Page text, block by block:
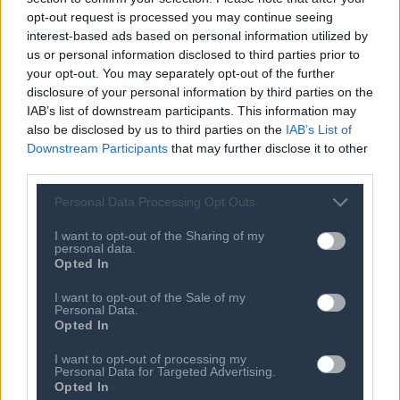
opt-out request is processed you may continue seeing
interest-based ads based on personal information utilized by
us or personal information disclosed to third parties prior to
your opt-out. You may separately opt-out of the further
disclosure of your personal information by third parties on the
IAB’s list of downstream participants. This information may
also be disclosed by us to third parties on the IAB’s List of
Downstream Participants that may further disclose it to other
Personal Data Processing Opt Outs
I want to opt-out of the Sharing of my
personal data.
Opted In
I want to opt-out of the Sale of my
Personal Data.
Opted In
I want to opt-out of processing my
Personal Data for Targeted Advertising.
Opted In
στο 30%. Οι απατεώνες σχεδιάζουν τα μηνύματά τους
με τρόπο που τα καθιστά απολύτως πειστικά,
αξιοποιώντας την οικειότητα των χρηστών με γνωστές
εταιρείες, υπηρεσίες και καθημερινές διαδικασίες.
Ιδιαίτερο ενδιαφέρον παρουσιάζει το γεγονός ότι τα
θύματα προέρχονται σχεδόν ισόποσα από
διαφορετικές ηλικιακές ομάδες. Η εικόνα καταρρίπτει
το στερεότυπο ότι οι ψηφιακές απάτες αφορούν,
κυρίως, μεγαλύτερους σε ηλικία χρήστες.
Αντίθετα, οι Millennials εμφανίζονται ως η ομάδα, που
είναι περισσότερο εκτεθειμένη σε επενδυτικές και
χρηματοοικονομικές απάτες, καθώς το 40% όσων
από αντίστοιχες πρακτικές. Η αναζήτηση οικονομικής
ασφάλειας και καλύτερων αποδόσεων φαίνεται να